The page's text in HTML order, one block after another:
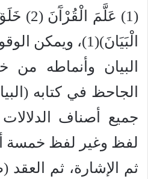
الْبَيَانَ)(1)،
البيان وأنماطه من
الجاحظ في كتابه
جميع أصناف
لفظ وغير لفظ خمسة
ثم الإشارة، ثم